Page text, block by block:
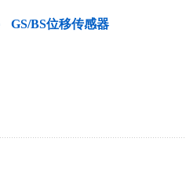
GS/BS位移传感器